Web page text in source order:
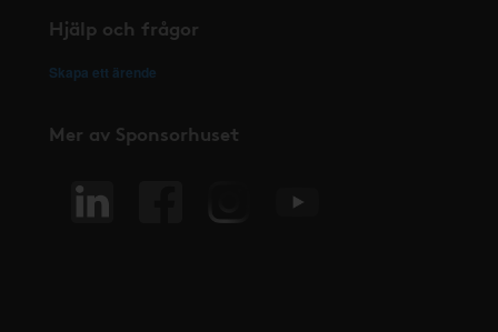
Hjälp och frågor
Skapa ett ärende
Mer av Sponsorhuset